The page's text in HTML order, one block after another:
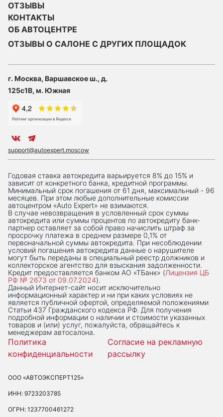
ОТЗЫВЫ
КОНТАКТЫ
ОБ АВТОЦЕНТРЕ
ОТЗЫВЫ О САЛОНЕ С ДРУГИХ ПЛОЩАДОК
г. Москва, Варшавское ш., д.
125с1В, м. Южная
support@autoexpert.moscow
Годовая ставка автокредита варьируется 8% до 15% и
зависит от конкретного банка, кредитной программы.
Минимальный срок погашения от 61 дня, максимальный - 96
месяцев. При этом любые дополнительные комиссии
автоцентром «Auto Expert» не взимаются.
В случае невозвращения в условленный срок суммы
автокредита или суммы процентов по автокредиту банк-
партнер оставляет за собой право начислить штраф за
просрочку платежа в среднем размере 0,1% от
первоначальной суммы автокредита. При несоблюдении
условий погашения автокредита данные о нарушителе
могут быть переданы в специальный реестр должников и
коллекторское агентство для взыскания задолженности.
Кредит предоставляется банком АО «ТБанк» (Лицензия ЦБ
РФ № 2673 от 09.07.2024).
Данный Интернет-сaйт носит исключительно
информационный характер и ни при каких условиях не
является публичной офертой, определяемой положениями
Статьи 437 Гражданского кодекса РФ. Для получения
подробной информации о наличии и стоимости указанных
товаров и (или) услуг, пожалуйста, обращайтесь к
менеджерам автосалона.
Политика
конфиденциальности
Согласие на рекламную
рассылку
ООО «АВТОЭКСПЕРТ125»
ИНН: 9723203785
ОГРН: 1237700461272